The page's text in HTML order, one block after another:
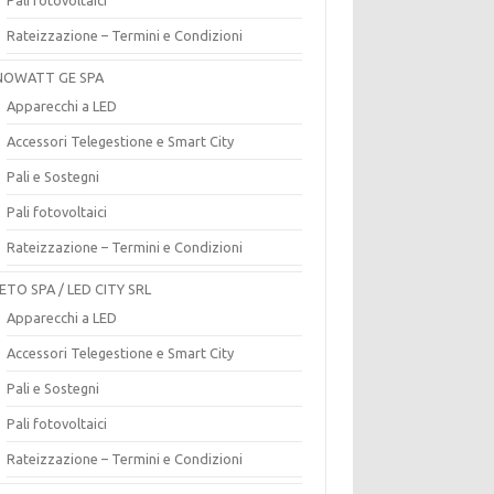
Rateizzazione – Termini e Condizioni
GE SPA
Apparecchi a LED
Accessori Telegestione e Smart City
Pali e Sostegni
Pali fotovoltaici
Rateizzazione – Termini e Condizioni
SPA / LED CITY SRL
Apparecchi a LED
Accessori Telegestione e Smart City
Pali e Sostegni
Pali fotovoltaici
Rateizzazione – Termini e Condizioni